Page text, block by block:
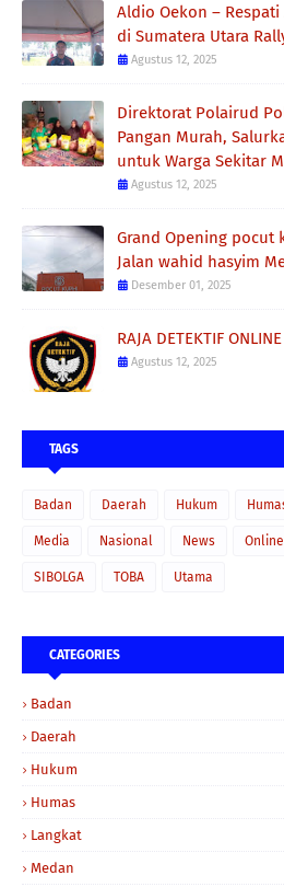
Aldio Oekon – Respati
di Sumatera Utara
Agustus 12, 2025
Direktorat Polairud
Pangan Murah,
untuk Warga Sekitar
Agustus 12, 2025
Grand Opening pocut
Jalan wahid hasyim
Desember 01, 2025
RAJA DETEKTIF ONLINE
Agustus 12, 2025
TAGS
Badan Daerah Hukum
Media Nasional News Online
SIBOLGA TOBA Utama
CATEGORIES
Badan
Daerah
Hukum
Humas
Langkat
Medan